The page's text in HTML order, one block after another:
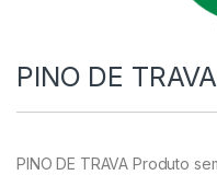
PINO DE
PINO DE TRAVA Produto